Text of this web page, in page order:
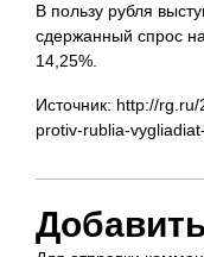
В пользу рубля
сдержанный спрос
14,25%.
Источник: http://
protiv-rublia-